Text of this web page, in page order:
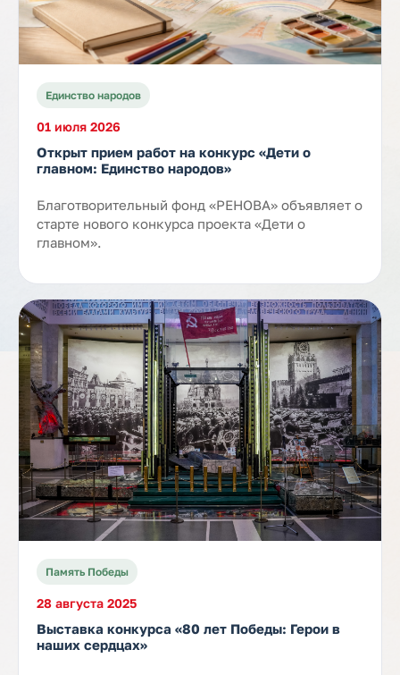
Единство народов
01 июля 2026
Открыт прием работ на конкурс «Дети о
главном: Единство народов»
Благотворительный фонд «РЕНОВА» объявляет о
старте нового конкурса проекта «Дети о
главном».
Память Победы
28 августа 2025
Выставка конкурса «80 лет Победы: Герои в
наших сердцах»